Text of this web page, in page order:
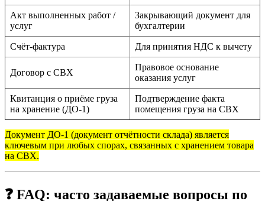
Акт выполненных работ /
услуг
Закрывающий документ для
бухгалтерии
Счёт-фактура Для принятия НДС к вычету
Договор с СВХ
Правовое основание
оказания услуг
Квитанция о приёме груза
на хранение (ДО-1)
Подтверждение факта
помещения груза на СВХ
Документ ДО-1 (документ отчётности склада) является
ключевым при любых спорах, связанных с хранением товара
на СВХ.
❓ FAQ: часто задаваемые вопросы по